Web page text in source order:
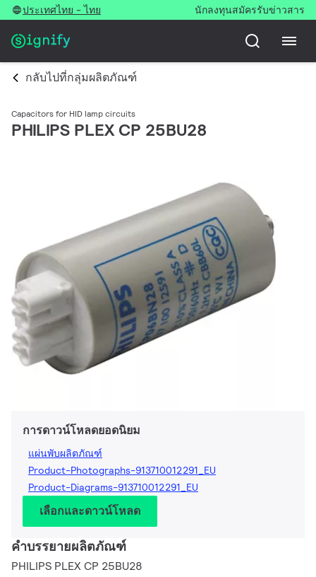
ประเทศไทย - ไทย นักลงทุนสมัครรับข่าวสาร
กลับไปที่กลุ่มผลิตภัณฑ์
Capacitors for HID lamp circuits
PHILIPS PLEX CP 25BU28
การดาวน์โหลดยอดนิยม
แผ่นพับผลิตภัณฑ์
Product-Photographs-913710012291_EU
Product-Diagrams-913710012291_EU
เลือกและดาวน์โหลด
คำบรรยายผลิตภัณฑ์
PHILIPS PLEX CP 25BU28